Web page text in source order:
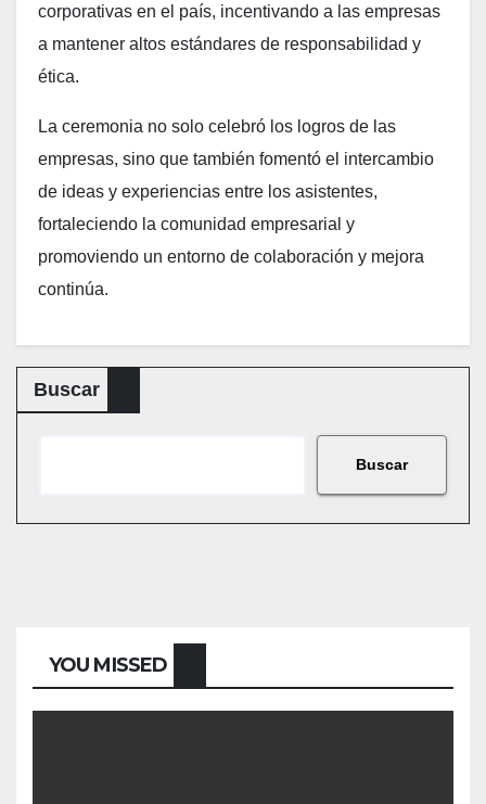
corporativas en el país, incentivando a las empresas
a mantener altos estándares de responsabilidad y
ética.
La ceremonia no solo celebró los logros de las
empresas, sino que también fomentó el intercambio
de ideas y experiencias entre los asistentes,
fortaleciendo la comunidad empresarial y
promoviendo un entorno de colaboración y mejora
continúa.
Buscar
Buscar
YOU MISSED